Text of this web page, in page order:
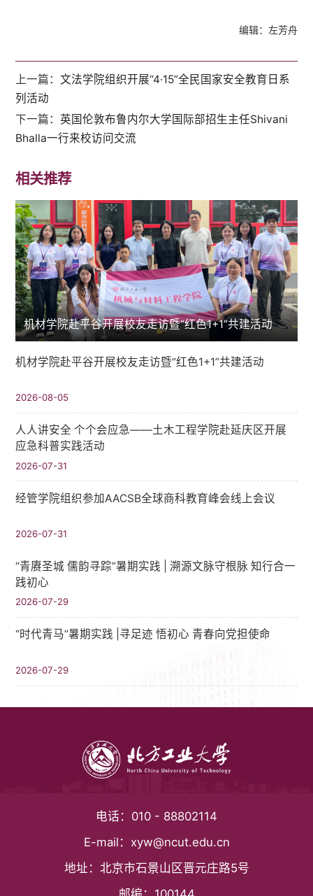
编辑：左芳舟
上一篇：文法学院组织开展“4·15”全民国家安全教育日系
列活动
下一篇：英国伦敦布鲁内尔大学国际部招生主任Shivani
Bhalla一行来校访问交流
相关推荐
机材学院赴平谷开展校友走访暨“红色1+1”共建活动
机材学院赴平谷开展校友走访暨“红色1+1”共建活动
2026-08-05
人人讲安全 个个会应急——土木工程学院赴延庆区开展
应急科普实践活动
2026-07-31
经管学院组织参加AACSB全球商科教育峰会线上会议
2026-07-31
“青赓圣城 儒韵寻踪”暑期实践​ | 溯源文脉守根脉 知行合一
践初心
2026-07-29
“时代青马”暑期实践 |寻足迹 悟初心 青春向党担使命
2026-07-29
电话： 010 - 88802114
E-mail： xyw@ncut.edu.cn
地址： 北京市石景山区晋元庄路5号